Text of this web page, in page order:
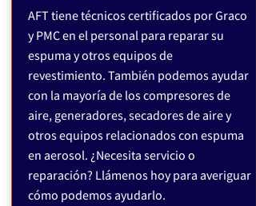
AFT tiene técnicos certificados por Graco
y PMC en el personal para reparar su
espuma y otros equipos de
revestimiento. También podemos ayudar
con la mayoría de los compresores de
aire, generadores, secadores de aire y
otros equipos relacionados con espuma
en aerosol. ¿Necesita servicio o
reparación? Llámenos hoy para averiguar
cómo podemos ayudarlo.